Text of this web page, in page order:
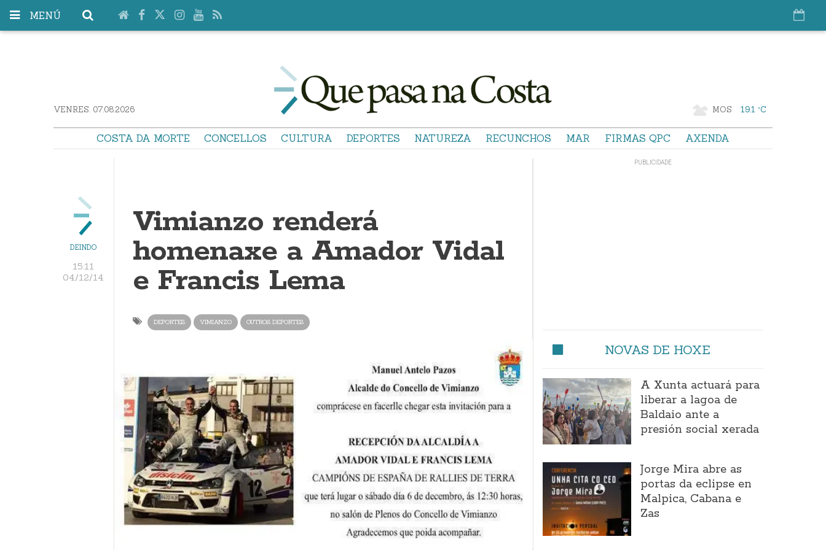
MENÚ
VENRES. 07.08.2026 MOS 19.1 °C
COSTA DA MORTE CONCELLOS CULTURA DEPORTES NATUREZA RECUNCHOS MAR FIRMAS QPC AXENDA
DEINDO
15:11
04/12/14
Vimianzo renderá
homenaxe a Amador Vidal
e Francis Lema
DEPORTES VIMIANZO OUTROS DEPORTES
NOVAS DE HOXE
A Xunta actuará para
liberar a lagoa de
Baldaio ante a
presión social xerada
Jorge Mira abre as
portas da eclipse en
Malpica, Cabana e
Zas